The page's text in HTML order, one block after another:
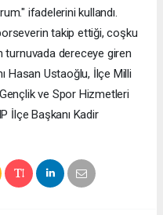
ifadelerini kullandı.
takip ettiği, coşku
turnuvada dereceye giren
Hasan Ustaoğlu, İlçe Milli
ve Spor Hizmetleri
İlçe Başkanı Kadir